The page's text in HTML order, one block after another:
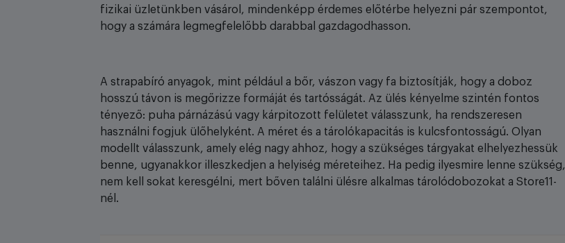
fizikai üzletünkben vásárol, mindenképp érdemes előtérbe helyezni pár szempontot,
hogy a számára legmegfelelőbb darabbal gazdagodhasson.
A strapabíró anyagok, mint például a bőr, vászon vagy fa biztosítják, hogy a doboz
hosszú távon is megőrizze formáját és tartósságát. Az ülés kényelme szintén fontos
tényező: puha párnázású vagy kárpitozott felületet válasszunk, ha rendszeresen
használni fogjuk ülőhelyként. A méret és a tárolókapacitás is kulcsfontosságú. Olyan
modellt válasszunk, amely elég nagy ahhoz, hogy a szükséges tárgyakat elhelyezhessük
benne, ugyanakkor illeszkedjen a helyiség méreteihez. Ha pedig ilyesmire lenne szükség,
nem kell sokat keresgélni, mert bőven találni ülésre alkalmas tárolódobozokat a Store11-
nél.